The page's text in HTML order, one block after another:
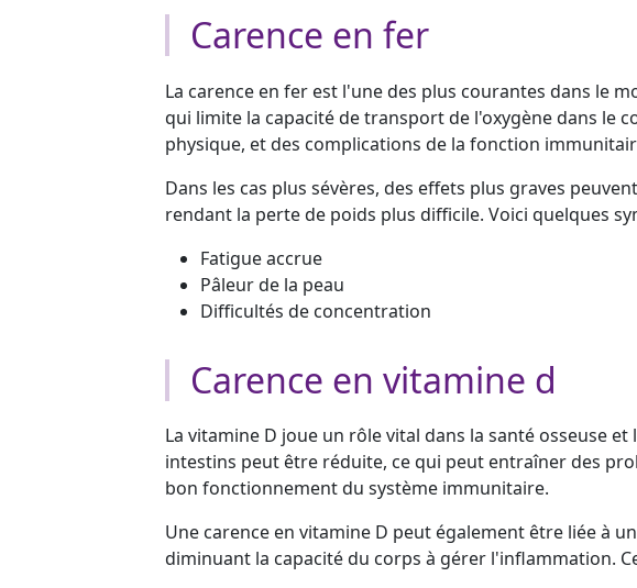
Carence en fer
La carence en fer est l'une des plus courantes dans le
qui limite la capacité de transport de l'oxygène dans le
physique, et des complications de la fonction
Dans les cas plus sévères, des effets plus graves
rendant la perte de poids plus difficile. Voici quelques
Fatigue accrue
Pâleur de la peau
Difficultés de concentration
Carence en vitamine d
La vitamine D joue un rôle vital dans la santé osseuse
intestins peut être réduite, ce qui peut entraîner des
bon fonctionnement du système immunitaire.
Une carence en vitamine D peut également être liée à
diminuant la capacité du corps à gérer l'inflammation.